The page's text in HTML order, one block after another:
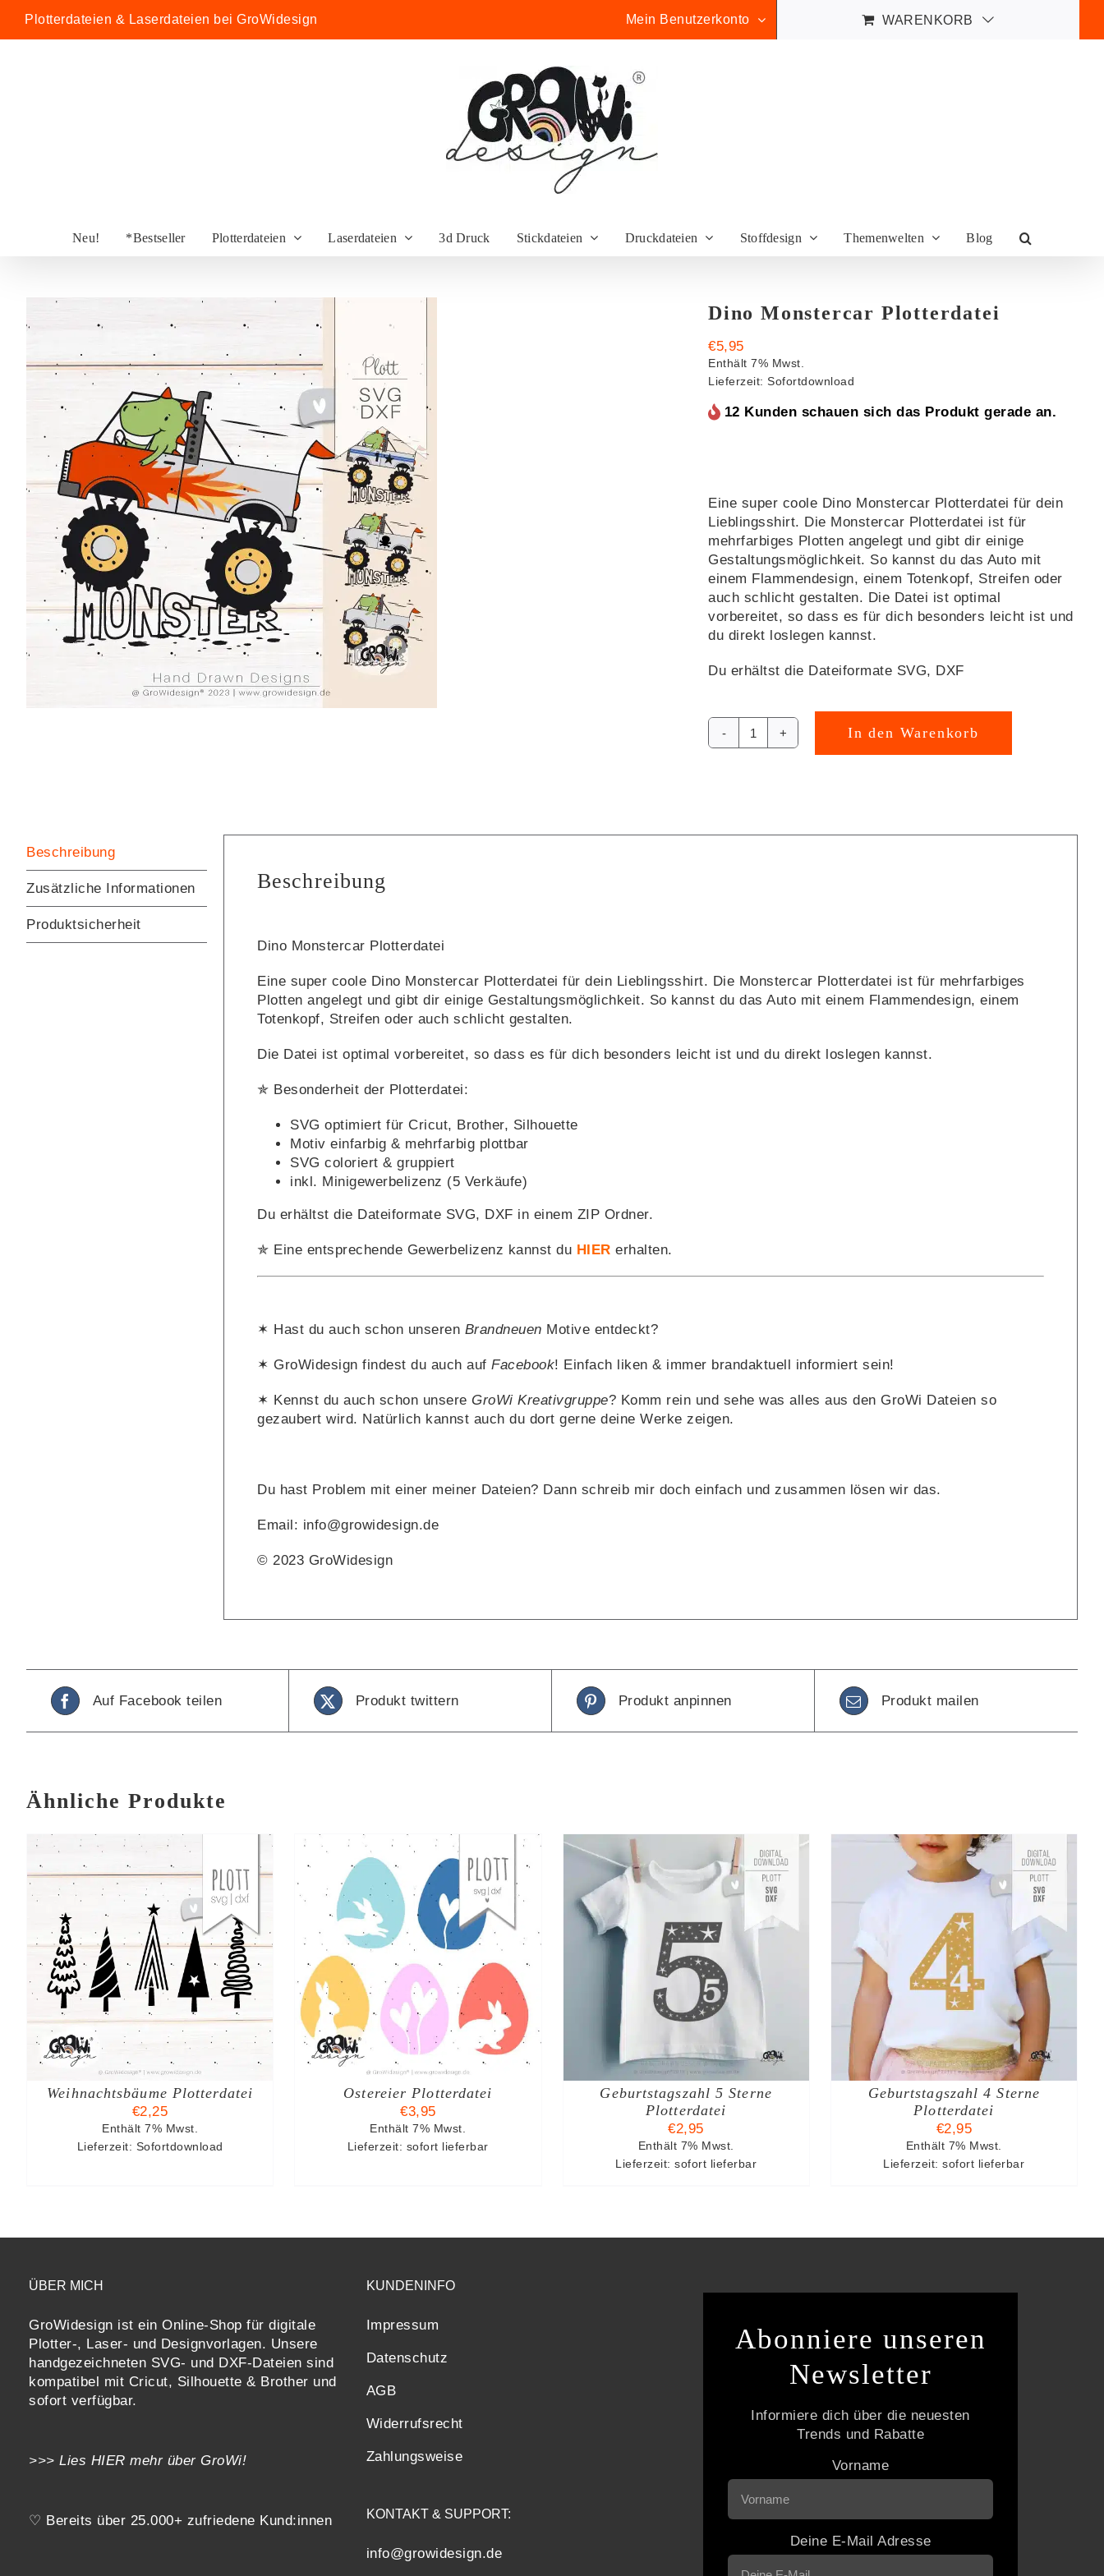
Inhalt
Plotterdateien & Laserdateien bei GroWidesign Mein Benutzerkonto WARENKORB
Neu! *Bestseller Plotterdateien Laserdateien 3d Druck Stickdateien Druckdateien Stoffdesign Themenwelten Blog
Dino Monstercar Plotterdatei
€5,95
Enthält 7% Mwst.
Lieferzeit: Sofortdownload
12 Kunden schauen sich das Produkt gerade an.
Eine super coole Dino Monstercar Plotterdatei für dein
Lieblingsshirt. Die Monstercar Plotterdatei ist für
mehrfarbiges Plotten angelegt und gibt dir einige
Gestaltungsmöglichkeit. So kannst du das Auto mit
einem Flammendesign, einem Totenkopf, Streifen oder
auch schlicht gestalten. Die Datei ist optimal
vorbereitet, so dass es für dich besonders leicht ist und
du direkt loslegen kannst.
Du erhältst die Dateiformate SVG, DXF
Dino
Monstercar
In den Warenkorb
Alternative:
Beschreibung
Zusätzliche Informationen
Produktsicherheit
Beschreibung
Dino Monstercar Plotterdatei
Eine super coole Dino Monstercar Plotterdatei für dein Lieblingsshirt. Die Monstercar Plotterdatei ist für mehrfarbiges
Plotten angelegt und gibt dir einige Gestaltungsmöglichkeit. So kannst du das Auto mit einem Flammendesign, einem
Totenkopf, Streifen oder auch schlicht gestalten.
Die Datei ist optimal vorbereitet, so dass es für dich besonders leicht ist und du direkt loslegen kannst.
✯ Besonderheit der Plotterdatei:
SVG optimiert für Cricut, Brother, Silhouette
Motiv einfarbig & mehrfarbig plottbar
SVG coloriert & gruppiert
inkl. Minigewerbelizenz (5 Verkäufe)
Du erhältst die Dateiformate SVG, DXF in einem ZIP Ordner.
✯ Eine entsprechende Gewerbelizenz kannst du HIER erhalten.
✶ Hast du auch schon unseren Brandneuen Motive entdeckt?
✶ GroWidesign findest du auch auf Facebook! Einfach liken & immer brandaktuell informiert sein!
✶ Kennst du auch schon unsere GroWi Kreativgruppe? Komm rein und sehe was alles aus den GroWi Dateien so
gezaubert wird. Natürlich kannst auch du dort gerne deine Werke zeigen.
Du hast Problem mit einer meiner Dateien? Dann schreib mir doch einfach und zusammen lösen wir das.
Email: info@growidesign.de
© 2023 GroWidesign
Auf Facebook teilen Produkt twittern Produkt anpinnen Produkt mailen
Ähnliche Produkte
Weihnachtsbäume Plotterdatei
€2,25
Enthält 7% Mwst.
Lieferzeit: Sofortdownload
IN DEN WARENKORB
/
DETAILS
Ostereier Plotterdatei
€3,95
Enthält 7% Mwst.
Lieferzeit: sofort lieferbar
IN DEN WARENKORB
DETAILS
Geburtstagszahl 5 Sterne
Plotterdatei
€2,95
Enthält 7% Mwst.
Lieferzeit: sofort lieferbar
IN DEN WARENKORB
DETAILS
Geburtstagszahl 4 Sterne
Plotterdatei
€2,95
Enthält 7% Mwst.
Lieferzeit: sofort lieferbar
ÜBER MICH
GroWidesign ist ein Online-Shop für digitale
Plotter-, Laser- und Designvorlagen. Unsere
handgezeichneten SVG- und DXF-Dateien sind
kompatibel mit Cricut, Silhouette & Brother und
sofort verfügbar.
>>> Lies HIER mehr über GroWi!
♡ Bereits über 25.000+ zufriedene Kund:innen
KUNDENINFO
Impressum
Datenschutz
AGB
Widerrufsrecht
Zahlungsweise
KONTAKT & SUPPORT:
info@growidesign.de
Abonniere unseren
Newsletter
Informiere dich über die neuesten
Trends und Rabatte
Vorname
Deine E-Mail Adresse